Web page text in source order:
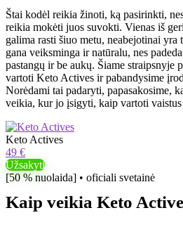
Štai kodėl reikia žinoti, ką pasirinkti,
reikia mokėti juos suvokti. Vienas iš
galima rasti šiuo metu, neabejotinai
gana veiksminga ir natūralu, nes
pastangų ir be aukų. Šiame straipsnyje
vartoti Keto Actives ir pabandysime
Norėdami tai padaryti, papasakosime,
veikia, kur jo įsigyti, kaip vartoti
Keto Actives
49 €
Užsakyti
[50 % nuolaida] • oficiali svetainė
Kaip veikia Keto